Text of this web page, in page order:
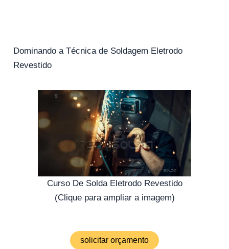
Dominando a Técnica de Soldagem Eletrodo
Revestido
Curso De Solda Eletrodo Revestido
(Clique para ampliar a imagem)
solicitar orçamento